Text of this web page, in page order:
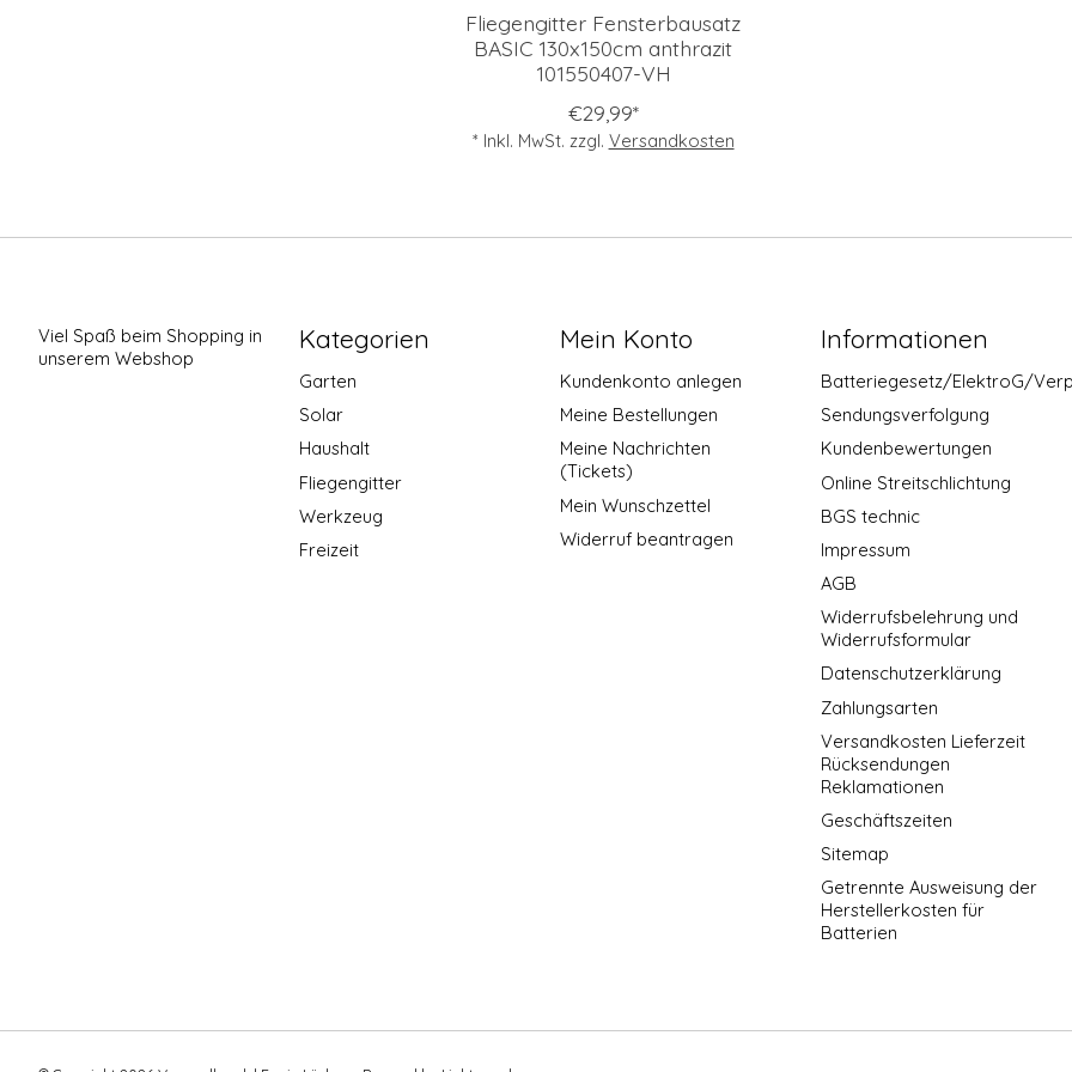
Fliegengitter Fensterbausatz
BASIC 130x150cm anthrazit
101550407-VH
€29,99*
* Inkl. MwSt. zzgl. Versandkosten
Viel Spaß beim Shopping in
unserem Webshop
Kategorien
Garten
Solar
Haushalt
Fliegengitter
Werkzeug
Freizeit
Mein Konto
Kundenkonto anlegen
Meine Bestellungen
Meine Nachrichten
(Tickets)
Mein Wunschzettel
Widerruf beantragen
Informationen
Batteriegesetz/ElektroG/
Sendungsverfolgung
Kundenbewertungen
Online Streitschlichtung
BGS technic
Impressum
AGB
Widerrufsbelehrung und
Widerrufsformular
Datenschutzerklärung
Zahlungsarten
Versandkosten Lieferzeit
Rücksendungen
Reklamationen
Geschäftszeiten
Sitemap
Getrennte Ausweisung der
Herstellerkosten für
Batterien